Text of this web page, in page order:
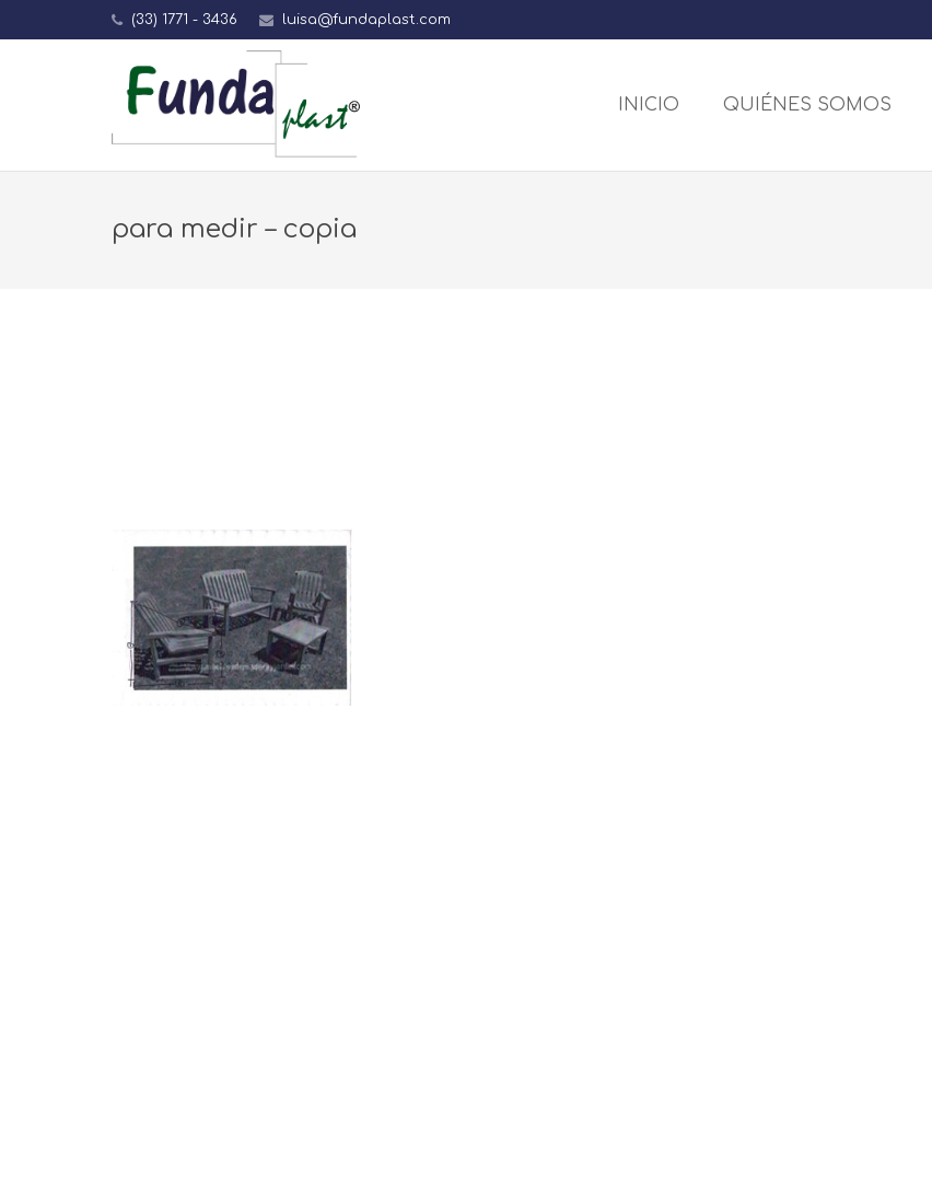
(33) 1771 - 3436 luisa@fundaplast.com
INICIO QUIÉNES SOMOS
para medir – copia